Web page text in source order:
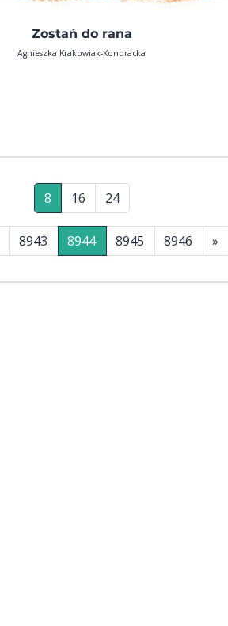
Zostań do rana
Agnieszka Krakowiak-Kondracka
8 16 24
8943 8944 8945 8946 »